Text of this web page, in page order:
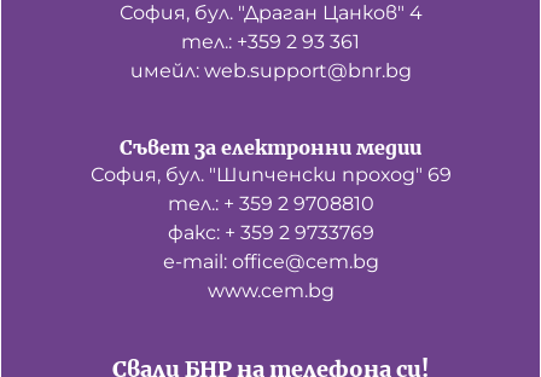
София, бул. "Драган Цанков" 4
тел.: +359 2 93 361
имейл: web.support@bnr.bg
Свали БНР на телефона си!
Съвет за електронни медии
София, бул. "Шипченски проход" 69
тел.: + 359 2 9708810
факс: + 359 2 9733769
е-mail: office@cem.bg
www.cem.bg